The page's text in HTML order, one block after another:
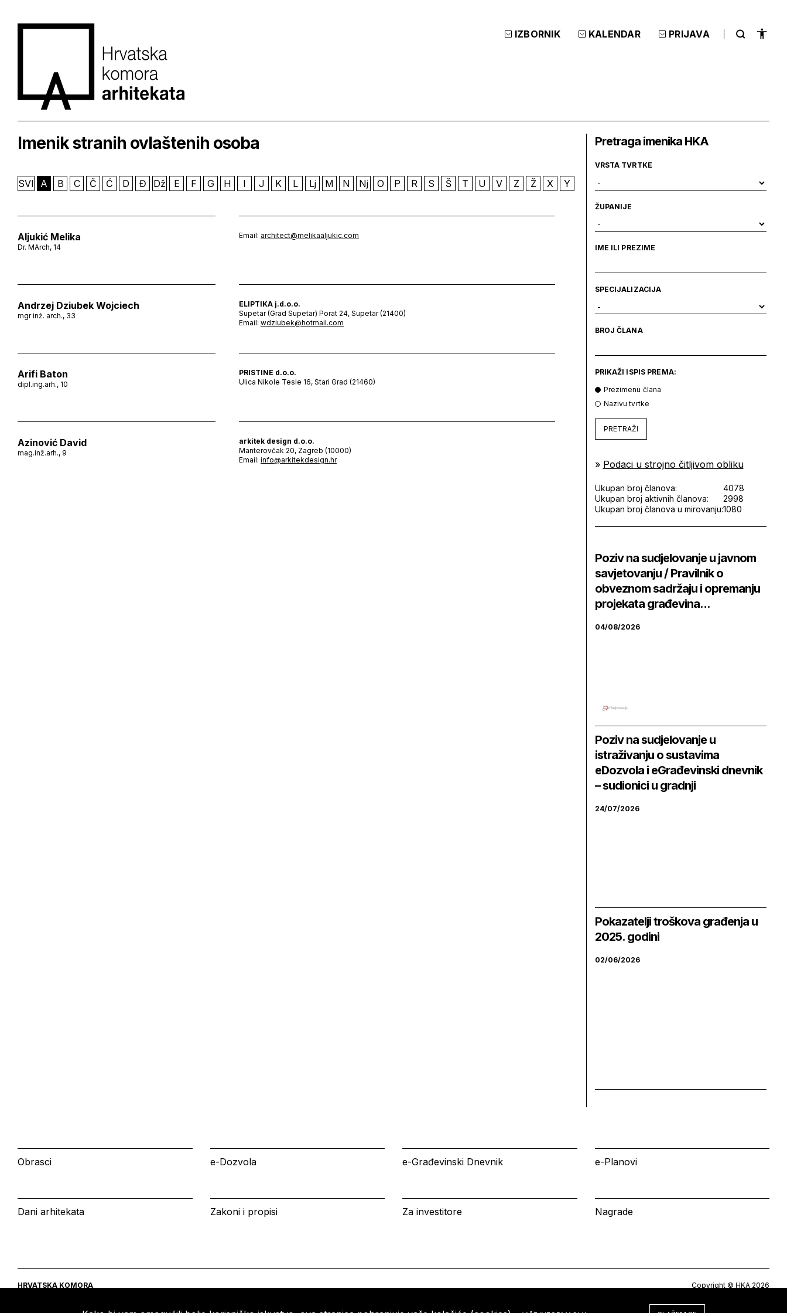
IZBORNIK KALENDAR PRIJAVA
Imenik stranih ovlaštenih osoba
SVI A B C Č Ć D Đ Dž E F G H I J K L Lj M N Nj O P R S Š T U V Z Ž X Y
Aljukić Melika
Dr. MArch, 14
Email: architect@melikaaljukic.com
Andrzej Dziubek Wojciech
mgr inż. arch., 33
ELIPTIKA j.d.o.o.
Supetar (Grad Supetar) Porat 24, Supetar (21400)
Email: wdziubek@hotmail.com
Arifi Baton
dipl.ing.arh., 10
PRISTINE d.o.o.
Ulica Nikole Tesle 16, Stari Grad (21460)
Azinović David
mag.inž.arh., 9
arkitek design d.o.o.
Manterovčak 20, Zagreb (10000)
Email: info@arkitekdesign.hr
Pretraga imenika HKA
VRSTA TVRTKE
ŽUPANIJE
IME ILI PREZIME
SPECIJALIZACIJA
BROJ ČLANA
PRIKAŽI ISPIS PREMA:
Prezimenu člana
Nazivu tvrtke
PRETRAŽI
» Podaci u strojno čitljivom obliku
Ukupan broj članova:
4078
Ukupan broj aktivnih članova:
2998
Ukupan broj članova u mirovanju:1080
Poziv na sudjelovanje u javnom
savjetovanju / Pravilnik o
obveznom sadržaju i opremanju
projekata građevina...
04/08/2026
Poziv na sudjelovanje u
istraživanju o sustavima
eDozvola i eGrađevinski dnevnik
– sudionici u gradnji
24/07/2026
Pokazatelji troškova građenja u
2025. godini
02/06/2026
Obrasci e-Dozvola e-Građevinski Dnevnik e-Planovi
Dani arhitekata Zakoni i propisi Za investitore Nagrade
HRVATSKA KOMORA
Copyright © HKA 2026